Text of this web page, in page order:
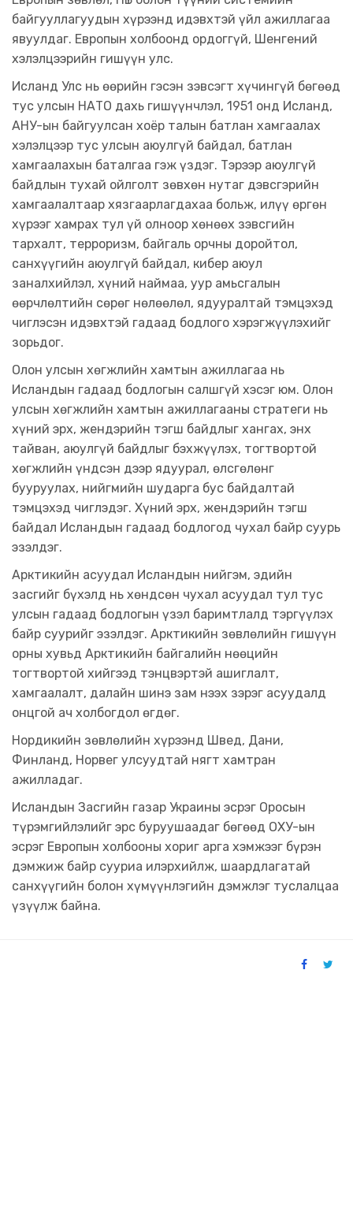
байгууллагуудын хүрээнд идэвхтэй үйл ажиллагаа
явуулдаг. Европын холбоонд ордоггүй, Шенгений
хэлэлцээрийн гишүүн улс.
Исланд Улс нь өөрийн гэсэн зэвсэгт хүчингүй бөгөөд
тус улсын НАТО дахь гишүүнчлэл, 1951 онд Исланд,
АНУ-ын байгуулсан хоёр талын батлан хамгаалах
хэлэлцээр тус улсын аюулгүй байдал, батлан ​​
хамгаалахын баталгаа гэж үздэг. Тэрээр аюулгүй
байдлын тухай ойлголт зөвхөн нутаг дэвсгэрийн
хамгаалалтаар хязгаарлагдахаа больж, илүү өргөн
хүрээг хамрах тул үй олноор хөнөөх зэвсгийн
тархалт, терроризм, байгаль орчны доройтол,
санхүүгийн аюулгүй байдал, кибер аюул
заналхийлэл, хүний наймаа, уур амьсгалын
өөрчлөлтийн сөрөг нөлөөлөл, ядууралтай тэмцэхэд
чиглэсэн идэвхтэй гадаад бодлого хэрэгжүүлэхийг
зорьдог.
Олон улсын хөгжлийн хамтын ажиллагаа нь
Исландын гадаад бодлогын салшгүй хэсэг юм. Олон
улсын хөгжлийн хамтын ажиллагааны стратеги нь
хүний ​​эрх, жендэрийн тэгш байдлыг хангах, энх
тайван, аюулгүй байдлыг бэхжүүлэх, тогтвортой
хөгжлийн үндсэн дээр ядуурал, өлсгөлөнг
бууруулах, нийгмийн шударга бус байдалтай
тэмцэхэд чиглэдэг. Хүний эрх, жендэрийн тэгш
байдал Исландын гадаад бодлогод чухал байр суурь
эзэлдэг.
Арктикийн асуудал Исландын нийгэм, эдийн
засгийг бүхэлд нь хөндсөн чухал асуудал тул тус
улсын гадаад бодлогын үзэл баримтлалд тэргүүлэх
байр суурийг эзэлдэг. Арктикийн зөвлөлийн гишүүн
орны хувьд Арктикийн байгалийн нөөцийн
тогтвортой хийгээд тэнцвэртэй ашиглалт,
хамгаалалт, далайн шинэ зам нээх зэрэг асуудалд
онцгой ач холбогдол өгдөг.
Нордикийн зөвлөлийн хүрээнд Швед, Дани,
Финланд, Норвег улсуудтай нягт хамтран
ажилладаг.
Исландын Засгийн газар Украины эсрэг Оросын
түрэмгийлэлийг эрс буруушаадаг бөгөөд ОХУ-ын
эсрэг Европын холбооны хориг арга хэмжээг бүрэн
дэмжиж байр сууриа илэрхийлж, шаардлагатай
санхүүгийн болон хүмүүнлэгийн дэмжлэг туслалцаа
үзүүлж байна.